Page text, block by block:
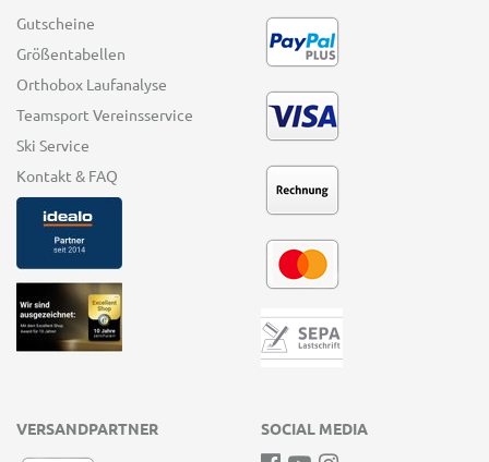
Gutscheine
Größentabellen
Orthobox Laufanalyse
Teamsport Vereinsservice
Ski Service
Kontakt & FAQ
VERSANDPARTNER SOCIAL MEDIA